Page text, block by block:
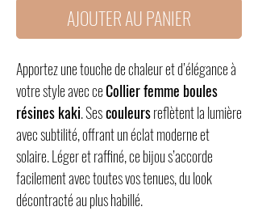
AJOUTER AU PANIER
Apportez une touche de chaleur et d’élégance à
votre style avec ceCollier femme boules
résines kaki. Sescouleursreflètent la lumière
avec subtilité, offrant un éclat moderne et
solaire. Léger et raffiné, ce bijou s’accorde
facilement avec toutes vos tenues, du look
décontracté au plus habillé.